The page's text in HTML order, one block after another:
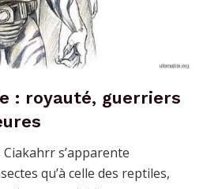
: royauté, guerriers
s’apparente
qu’à celle des reptiles,